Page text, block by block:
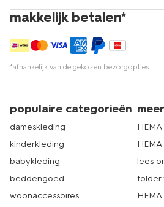
makkelijk betalen*
*afhankelijk van de gekozen bezorgopties
populaire categorieën
dameskleding
kinderkleding
babykleding
beddengoed
woonaccessoires
lees
folder